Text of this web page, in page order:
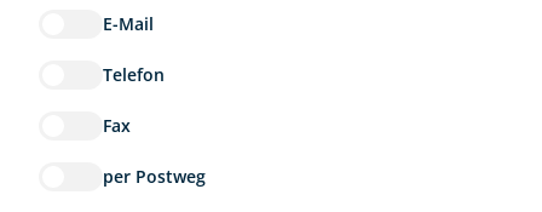
E-Mail
Telefon
Fax
per Postweg